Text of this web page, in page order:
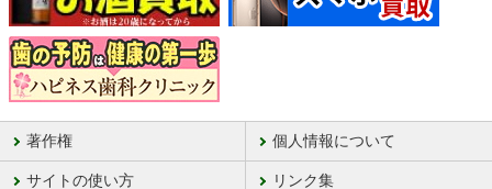
著作権 個人情報について
サイトの使い方 リンク集